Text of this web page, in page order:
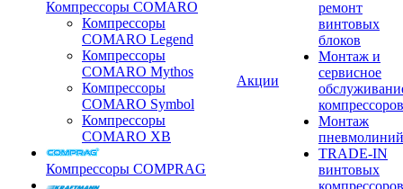
Компрессоры COMARO
Компрессоры
COMARO Legend
Компрессоры
COMARO Mythos
Компрессоры
COMARO Symbol
Компрессоры
COMARO XB
Компрессоры COMPRAG
Акции
ремонт
винтовых
блоков
Монтаж и
сервисное
компрессоров
Монтаж
пневмолиний
TRADE-IN
винтовых
компрессоров